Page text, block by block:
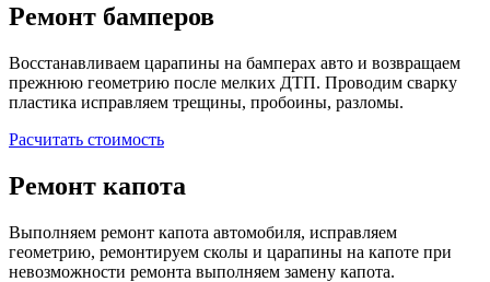
Ремонт бамперов
Восстанавливаем царапины на бамперах авто и возвращаем
прежнюю геометрию после мелких ДТП. Проводим сварку
пластика исправляем трещины, пробоины, разломы.
Расчитать стоимость
Ремонт капота
Выполняем ремонт капота автомобиля, исправляем
геометрию, ремонтируем сколы и царапины на капоте при
невозможности ремонта выполняем замену капота.